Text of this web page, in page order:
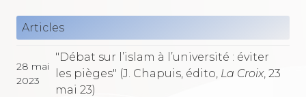
Articles
28 mai
2023
"Débat sur l’islam à l’université : éviter
les pièges" (J. Chapuis, édito, La Croix, 23
mai 23)